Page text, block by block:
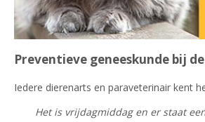
Preventieve geneeskunde bij
Iedere dierenarts en paraveterinair kent
Het is vrijdagmiddag en er staat